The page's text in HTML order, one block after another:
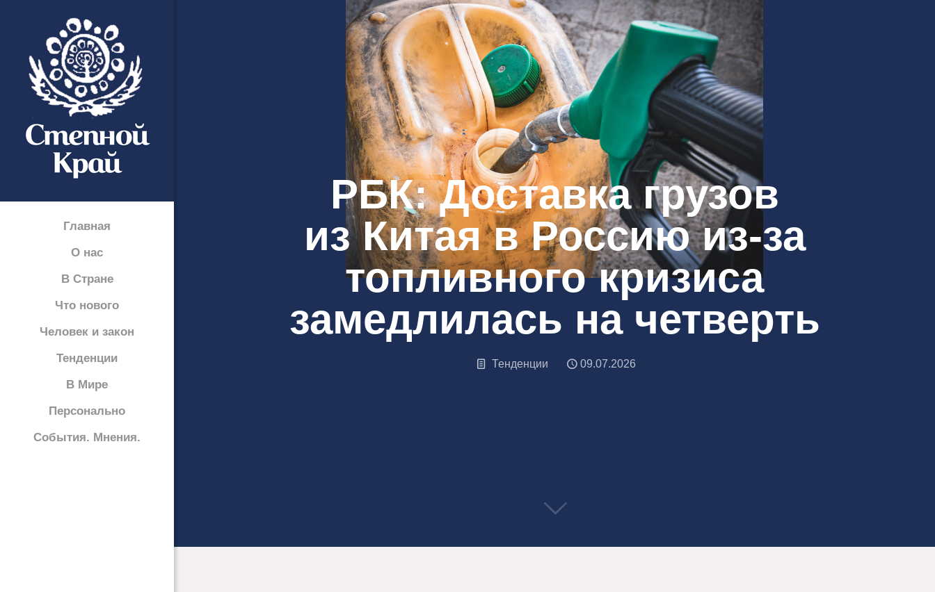
Главная
О нас
В Стране
Что нового
Человек и закон
Тенденции
В Мире
Персонально
События. Мнения.
РБК: Доставка грузов
из Китая в Россию из-за
топливного кризиса
замедлилась на четверть
Тенденции 09.07.2026